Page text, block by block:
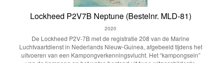
Lockheed P2V7B Neptune (Bestelnr. MLD-81)
2020
De Lockheed P2V-7B met de registratie 208 van de Marine
Luchtvaartdienst in Nederlands Nieuw-Guinea, afgebeeld tijdens het
uitvoeren van een Kampongverkenningsvlucht. Het “kampongsein”